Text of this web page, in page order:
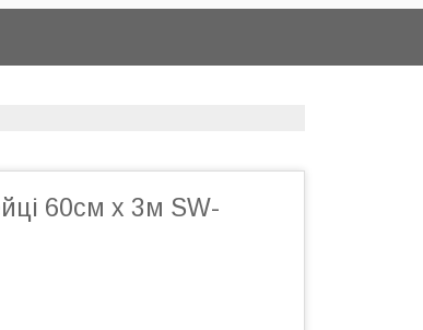
60см х 3м SW-